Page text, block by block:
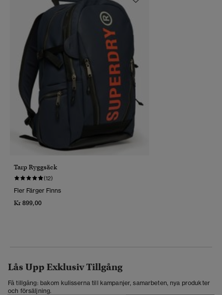
Tarp Ryggsäck
(12)
Fler Färger Finns
Kr 899,00
Lås Upp Exklusiv Tillgång
Få tillgång: bakom kulisserna till kampanjer, samarbeten, nya produkter
och försäljning.